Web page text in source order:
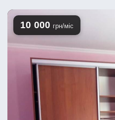
10 000 грн/міс